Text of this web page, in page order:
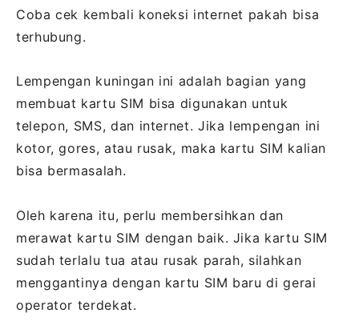
Coba cek kembali koneksi internet pakah bisa
terhubung.
Lempengan kuningan ini adalah bagian yang
membuat kartu SIM bisa digunakan untuk
telepon, SMS, dan internet. Jika lempengan ini
kotor, gores, atau rusak, maka kartu SIM kalian
bisa bermasalah.
Oleh karena itu, perlu membersihkan dan
merawat kartu SIM dengan baik. Jika kartu SIM
sudah terlalu tua atau rusak parah, silahkan
menggantinya dengan kartu SIM baru di gerai
operator terdekat.